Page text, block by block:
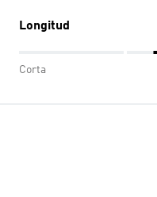
Longitud
Corta